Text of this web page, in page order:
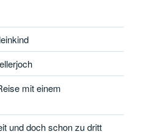
mit einem
und doch schon zu dritt